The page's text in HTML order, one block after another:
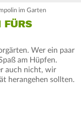
im Garten
FÜRS
Wer ein paar
am Hüpfen.
auch nicht, wir
herangehen sollten.